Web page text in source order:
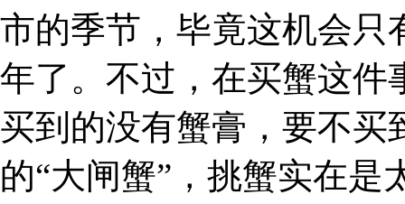
市的季节，毕竟这机会只
年了。不过，在买蟹这件
买到的没有蟹膏，要不买
的“大闸蟹”，挑蟹实在是